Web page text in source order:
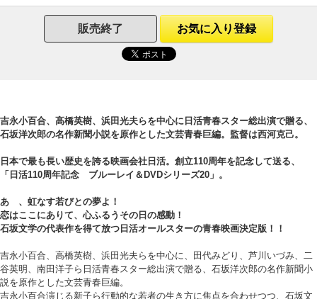
販売終了 お気に入り登録
吉永小百合、高橋英樹、浜田光夫らを中心に日活青春スター総出演で贈る、
石坂洋次郎の名作新聞小説を原作とした文芸青春巨編。監督は西河克己。
日本で最も長い歴史を誇る映画会社日活。創立110周年を記念して送る、
「日活110周年記念 ブルーレイ＆DVDシリーズ20」。
あゝ、虹なす若びとの夢よ！
恋はここにありて、心ふるうその日の感動！
石坂文学の代表作を得て放つ日活オールスターの青春映画決定版！！
吉永小百合、高橋英樹、浜田光夫らを中心に、田代みどり、芦川いづみ、二
谷英明、南田洋子ら日活青春スター総出演で贈る、石坂洋次郎の名作新聞小
説を原作とした文芸青春巨編。
吉永小百合演じる新子ら行動的な若者の生き方に焦点を合わせつつ、石坂文